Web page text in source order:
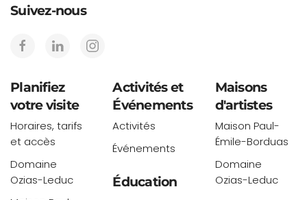
Suivez-nous
Planifiez
votre visite
Horaires, tarifs
et accès
Domaine
Ozias-Leduc
Activités et
Événements
Activités
Événements
Éducation
Maisons
d'artistes
Maison Paul-
Émile-Borduas
Domaine
Ozias-Leduc